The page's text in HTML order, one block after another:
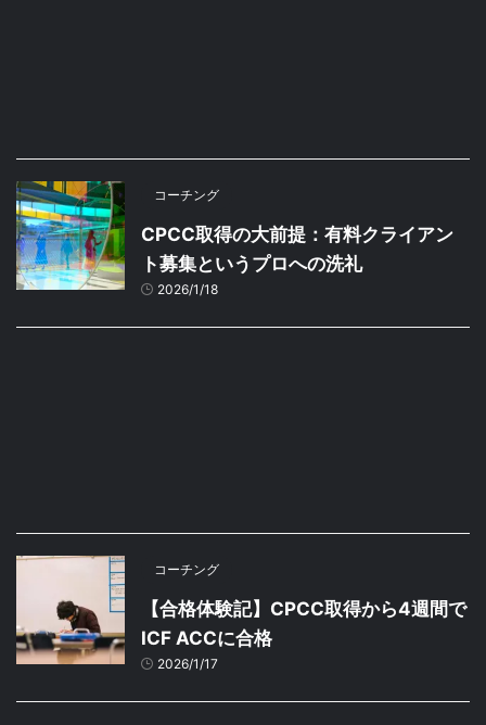
コーチング
CPCC取得の大前提：有料クライアン
ト募集というプロへの洗礼
2026/1/18
コーチング
【合格体験記】CPCC取得から4週間で
ICF ACCに合格
2026/1/17